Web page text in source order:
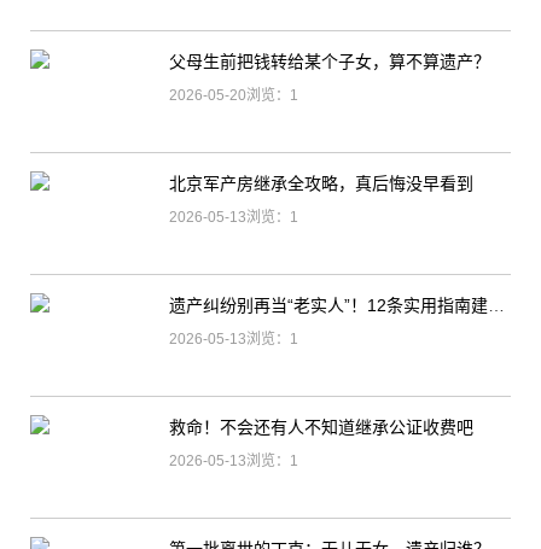
父母生前把钱转给某个子女，算不算遗产？
2026-05-20浏览：1
北京军产房继承全攻略，真后悔没早看到
2026-05-13浏览：1
遗产纠纷别再当“老实人”！12条实用指南建议收藏
2026-05-13浏览：1
救命！不会还有人不知道继承公证收费吧
2026-05-13浏览：1